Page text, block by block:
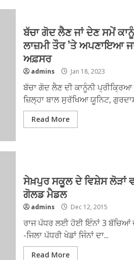
ਬੱਚਾ ਗੋਦ ਲੈਣ ਜਾਂ ਦੇਣ ਸਮੇਂ
ਲਾਜ਼ਮੀ ਤੌਰ ’ਤੇ ਅਪਣਾਇਆ
ਅਫ਼ਸਰ
admins Jan 18, 2023
ਬੱਚਾ ਗੋਦ ਲੈਣ ਦੀ ਕਾਨੂੰਨੀ
ਜ਼ਿਲ੍ਹਾ ਬਾਲ ਸੁਰੱਖਿਆ ਯੂਨਿਟ,
Read More
ਸੇਖ਼ਪੁਰ ਸਕੂਲ ਦੇ ਵਿਸ਼ੇਸ ਲੋੜਾਂ
ਗੋਲਡ ਮੈਡਲ
admins Dec 12, 2015
ਰਾਜ ਪੱਧਰ ਲਈ ਹੋਈ ਇੰਨਾਂ 3 ਬੱਚਿਆਂ
-ਜਿਲਾ ਪੱਧਰੀ ਖੇਡਾਂ ਜਿੰਨਾਂ ਦਾ...
Read More